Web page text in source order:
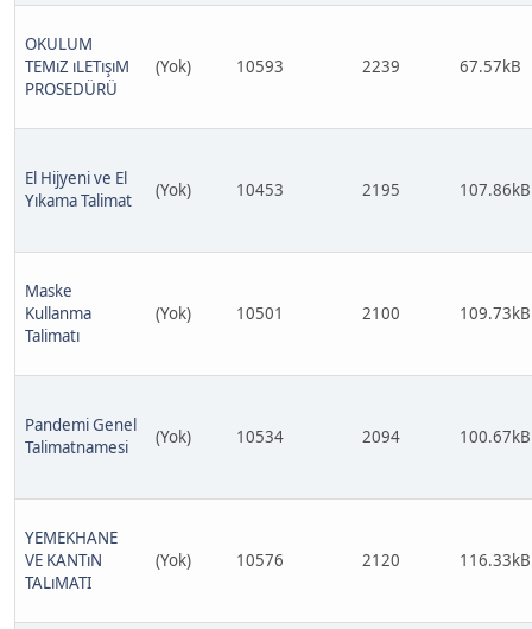
OKULUM
TEMıZ ıLETışıM
PROSEDÜRÜ
(Yok) 10593 2239 67.57kB
El Hijyeni ve El
Yıkama Talimat
(Yok) 10453 2195 107.86kB
Maske
Kullanma
Talimatı
(Yok) 10501 2100 109.73kB
Pandemi Genel
Talimatnamesi
(Yok) 10534 2094 100.67kB
YEMEKHANE
VE KANTıN
TALıMATI
(Yok) 10576 2120 116.33kB